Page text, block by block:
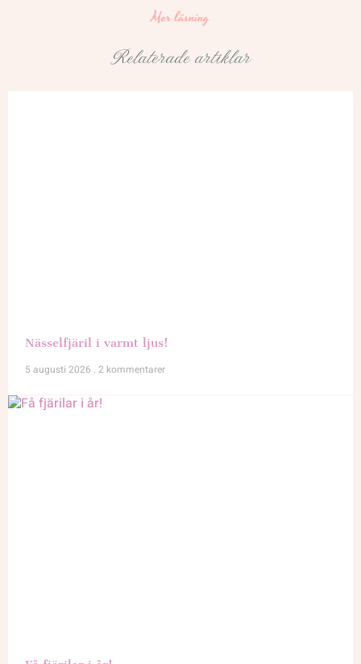
Mer läsning
Relaterade artiklar
Nässelfjäril i varmt ljus!
5 augusti 2026 2 kommentarer